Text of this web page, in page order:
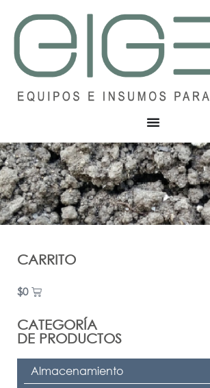
CARRITO
$0
CATEGORÍA
DE PRODUCTOS
Almacenamiento